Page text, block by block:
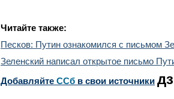
Читайте также:
Песков: Путин ознакомился с письмом
Зеленский написал открытое письмо
Добавляйте CСб в свои источники